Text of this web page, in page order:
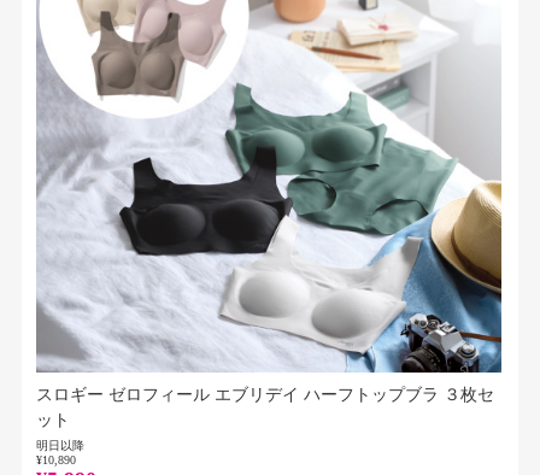
スロギー ゼロフィール エブリデイ ハーフトップブラ ３枚セ
ット
明日以降
¥10,890